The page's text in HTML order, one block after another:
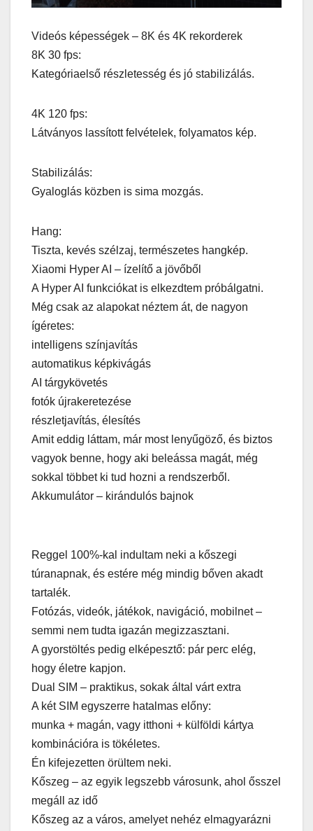
Videós képességek – 8K és 4K rekorderek
8K 30 fps:
Kategóriaelső részletesség és jó stabilizálás.
4K 120 fps:
Látványos lassított felvételek, folyamatos kép.
Stabilizálás:
Gyaloglás közben is sima mozgás.
Hang:
Tiszta, kevés szélzaj, természetes hangkép.
Xiaomi Hyper AI – ízelítő a jövőből
A Hyper AI funkciókat is elkezdtem próbálgatni.
Még csak az alapokat néztem át, de nagyon
ígéretes:
intelligens színjavítás
automatikus képkivágás
AI tárgykövetés
fotók újrakeretezése
részletjavítás, élesítés
Amit eddig láttam, már most lenyűgöző, és biztos
vagyok benne, hogy aki beleássa magát, még
sokkal többet ki tud hozni a rendszerből.
Akkumulátor – kirándulós bajnok
Reggel 100%-kal indultam neki a kőszegi
túranapnak, és estére még mindig bőven akadt
tartalék.
Fotózás, videók, játékok, navigáció, mobilnet –
semmi nem tudta igazán megizzasztani.
A gyorstöltés pedig elképesztő: pár perc elég,
hogy életre kapjon.
Dual SIM – praktikus, sokak által várt extra
A két SIM egyszerre hatalmas előny:
munka + magán, vagy itthoni + külföldi kártya
kombinációra is tökéletes.
Én kifejezetten örültem neki.
Kőszeg – az egyik legszebb városunk, ahol ősszel
megáll az idő
Kőszeg az a város, amelyet nehéz elmagyarázni